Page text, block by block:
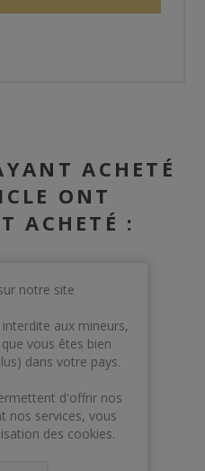
ACHETÉ
ONT
ACHETÉ :
notre site
aux mineurs,
vous êtes bien
dans votre pays.
d'offrir nos
nos services, vous
des cookies.